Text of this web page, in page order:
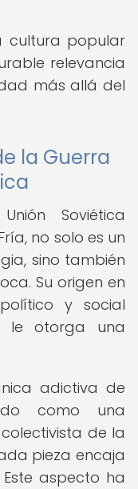
cultura popular
relevancia
más allá del
la Guerra
Soviética
no solo es un
sino también
Su origen en
y social
le otorga una
adictiva de
como una
de la
pieza encaja
aspecto ha